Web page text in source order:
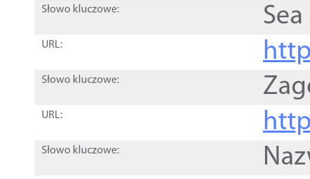
Słowo kluczowe:
URL:
Słowo kluczowe:
URL:
Słowo kluczowe: